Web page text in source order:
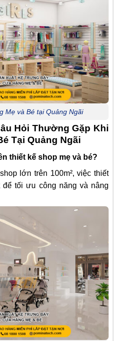
Mẹ và Bé tại Quảng Ngãi
Hỏi Thường Gặp Khi
Tại Quảng Ngãi
thiết kế shop mẹ và bé?
lớn trên 100m², việc thiết
tối ưu công năng và nâng